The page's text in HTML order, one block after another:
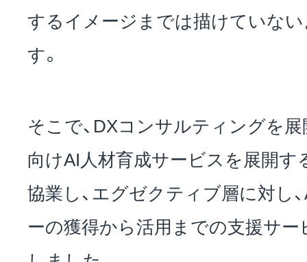
するイメージまでは描けていな
す。
そこで、DXコンサルティングを
向けAI人材育成サービスを展開
協業し、エグゼクティブ層に対し
ーの獲得から活用までの支援サ